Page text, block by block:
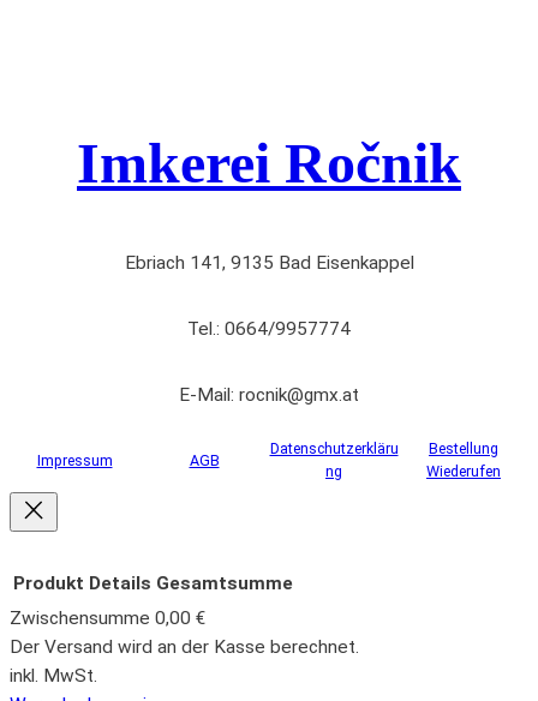
Imkerei Ročnik
Ebriach 141, 9135 Bad Eisenkappel
Tel.: 0664/9957774
E-Mail: rocnik@gmx.at
Impressum AGB
Datenschutzerkläru
ng
Bestellung
Wiederufen
Produkte
Produkt Details Gesamtsumme
Zwischensumme 0,00 €
Der Versand wird an der Kasse berechnet.
inkl. MwSt.